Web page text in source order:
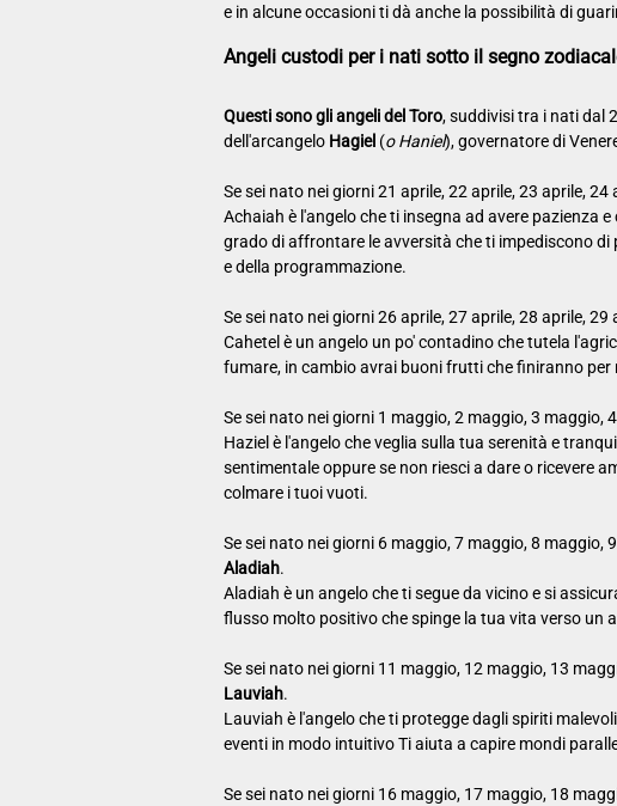
e in alcune occasioni ti dà anche la possibilità di
Angeli custodi per i nati sotto il segno
Questi sono gli angeli del Toro, suddivisi tra i nati dal
dell'arcangelo Hagiel (o Haniel), governatore di
Se sei nato nei giorni 21 aprile, 22 aprile, 23 aprile,
Achaiah è l'angelo che ti insegna ad avere pazienza
grado di affrontare le avversità che ti impediscono
e della programmazione.
Se sei nato nei giorni 26 aprile, 27 aprile, 28 aprile,
Cahetel è un angelo un po' contadino che tutela
fumare, in cambio avrai buoni frutti che finiranno
Se sei nato nei giorni 1 maggio, 2 maggio, 3 maggio,
Haziel è l'angelo che veglia sulla tua serenità e
sentimentale oppure se non riesci a dare o ricevere
colmare i tuoi vuoti.
Se sei nato nei giorni 6 maggio, 7 maggio, 8 maggio,
Aladiah.
Aladiah è un angelo che ti segue da vicino e si
flusso molto positivo che spinge la tua vita verso un
Se sei nato nei giorni 11 maggio, 12 maggio, 13
Lauviah.
Lauviah è l'angelo che ti protegge dagli spiriti
eventi in modo intuitivo Ti aiuta a capire mondi
Se sei nato nei giorni 16 maggio, 17 maggio, 18